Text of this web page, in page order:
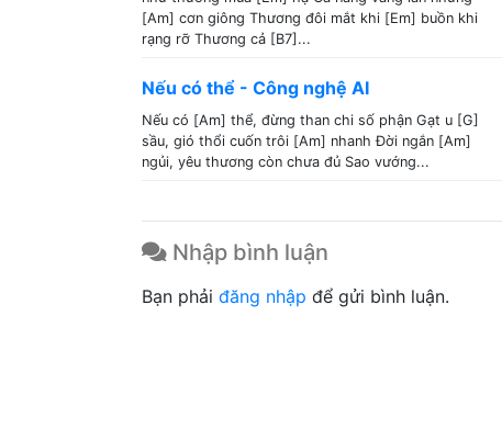
[Am] cơn giông Thương đôi mắt khi [Em] buồn khi
rạng rỡ Thương cả [B7]...
Nếu có thể - Công nghệ AI
Nếu có [Am] thể, đừng than chi số phận Gạt u [G]
sầu, gió thổi cuốn trôi [Am] nhanh Đời ngắn [Am]
ngủi, yêu thương còn chưa đủ Sao vướng...
Nhập bình luận
Bạn phải đăng nhập để gửi bình luận.